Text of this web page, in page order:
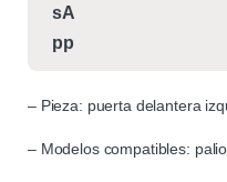
– Pieza: puerta delantera
– Modelos compatibles: